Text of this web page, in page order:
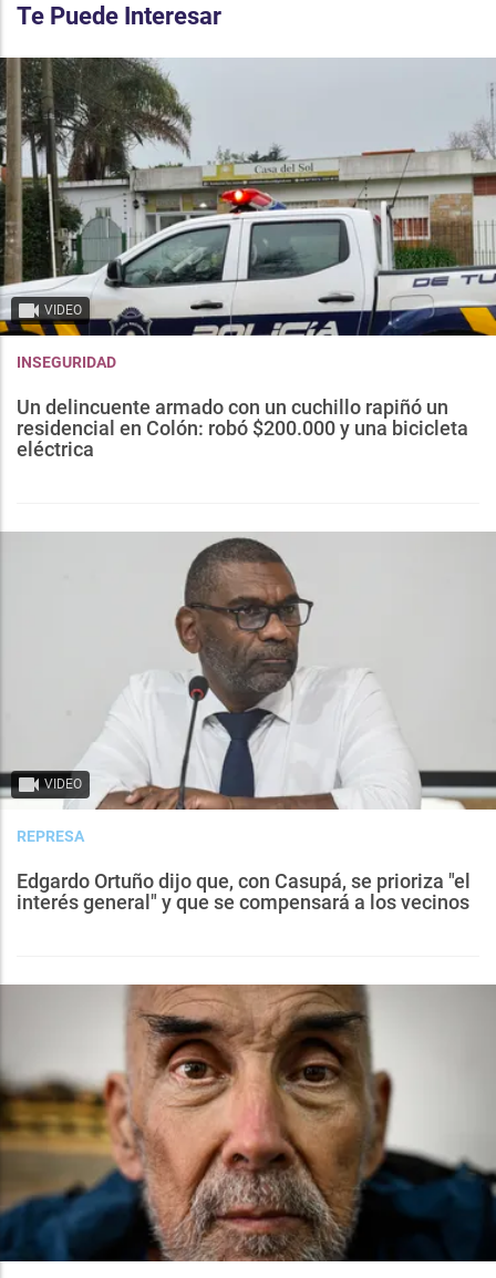
Te Puede Interesar
VIDEO
INSEGURIDAD
Un delincuente armado con un cuchillo rapiñó un
residencial en Colón: robó $200.000 y una bicicleta
eléctrica
VIDEO
REPRESA
Edgardo Ortuño dijo que, con Casupá, se prioriza "el
interés general" y que se compensará a los vecinos